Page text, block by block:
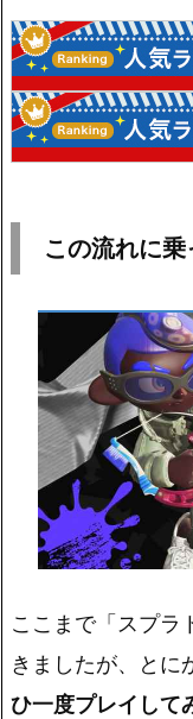
この流れに
ここまで「スプラ
きましたが、とに
ひ一度プレイして